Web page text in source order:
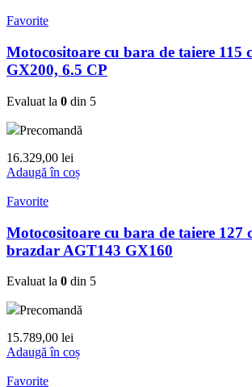
Favorite
Motocositoare cu bara de taiere 115
GX200, 6.5 CP
Evaluat la 0 din 5
Precomandă
16.329,00 lei
Adaugă în coș
Favorite
Motocositoare cu bara de taiere 127
brazdar AGT143 GX160
Evaluat la 0 din 5
Precomandă
15.789,00 lei
Adaugă în coș
Favorite